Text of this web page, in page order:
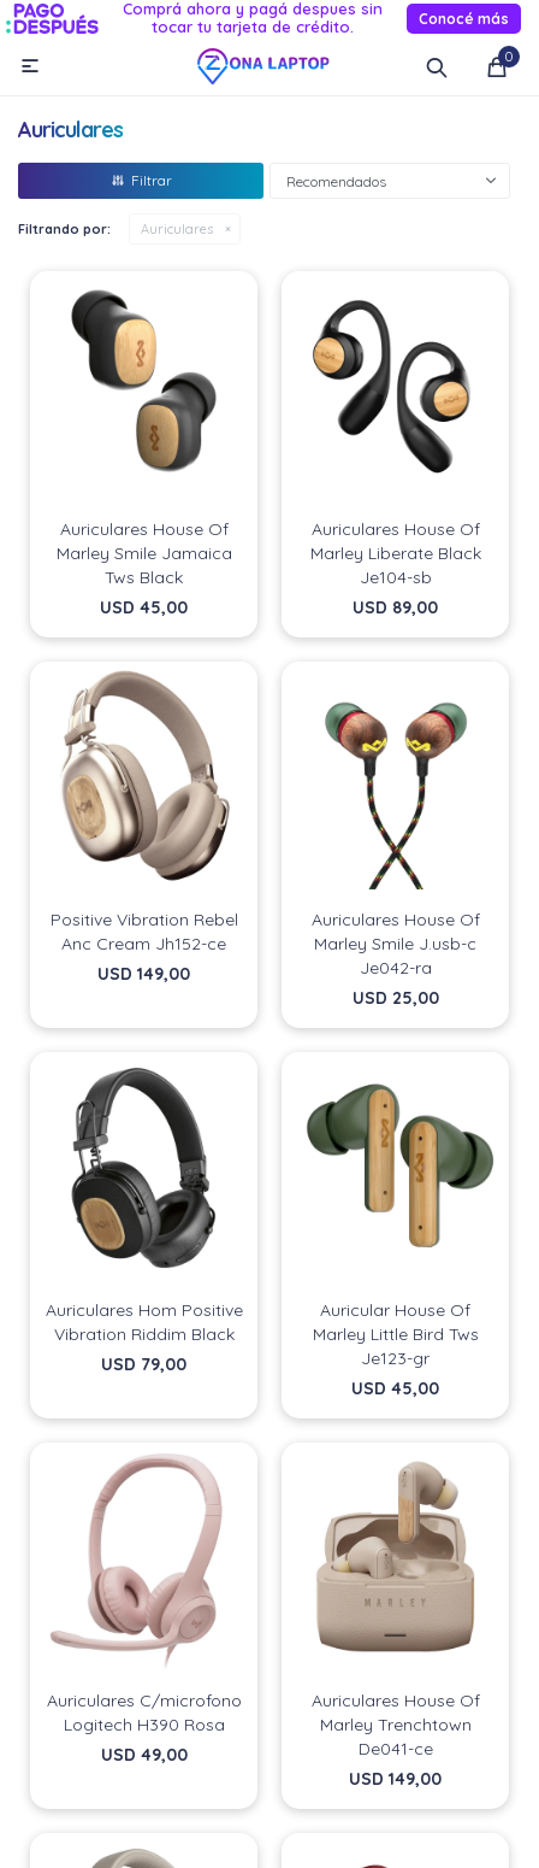
Comprá ahora y pagá despues sin
tocar tu tarjeta de crédito.
Conocé más
0

Auriculares
Recomendados
Filtrando por: Auriculares
Auriculares House Of
Marley Smile Jamaica
Tws Black
USD 45,00
Auriculares House Of
Marley Liberate Black
Je104-sb
USD 89,00
Positive Vibration Rebel
Anc Cream Jh152-ce
USD 149,00
Auriculares House Of
Marley Smile J.usb-c
Je042-ra
USD 25,00
Auriculares Hom Positive
Vibration Riddim Black
USD 79,00
Auricular House Of
Marley Little Bird Tws
Je123-gr
USD 45,00
Auriculares C/microfono
Logitech H390 Rosa
USD 49,00
Auriculares House Of
Marley Trenchtown
De041-ce
USD 149,00
MI CUENTA
Novedades
Informática
Relojes smart